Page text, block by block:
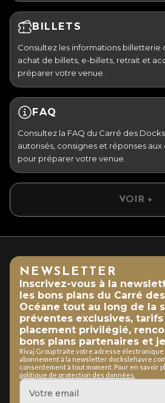
BILLETS
Consultez les informations billetterie
achat de billets, e-billets, retrait et
préparer votre venue.
FAQ
Consultez la FAQ du Carré des
autorisés, consignes et réponses
pour préparer votre venue.
VOIR +
NEWSLETTER
Inscrivez-vous à la
les bons plans du Carré
Océane tout au long de la
préventes exclusives,
placement privilégié,
bons plans partenaires et
Rivaj Group traite votre adresse électronique
abonnement à la newsletter
consentement à tout moment. Pour en savoir
politique de protection des données.